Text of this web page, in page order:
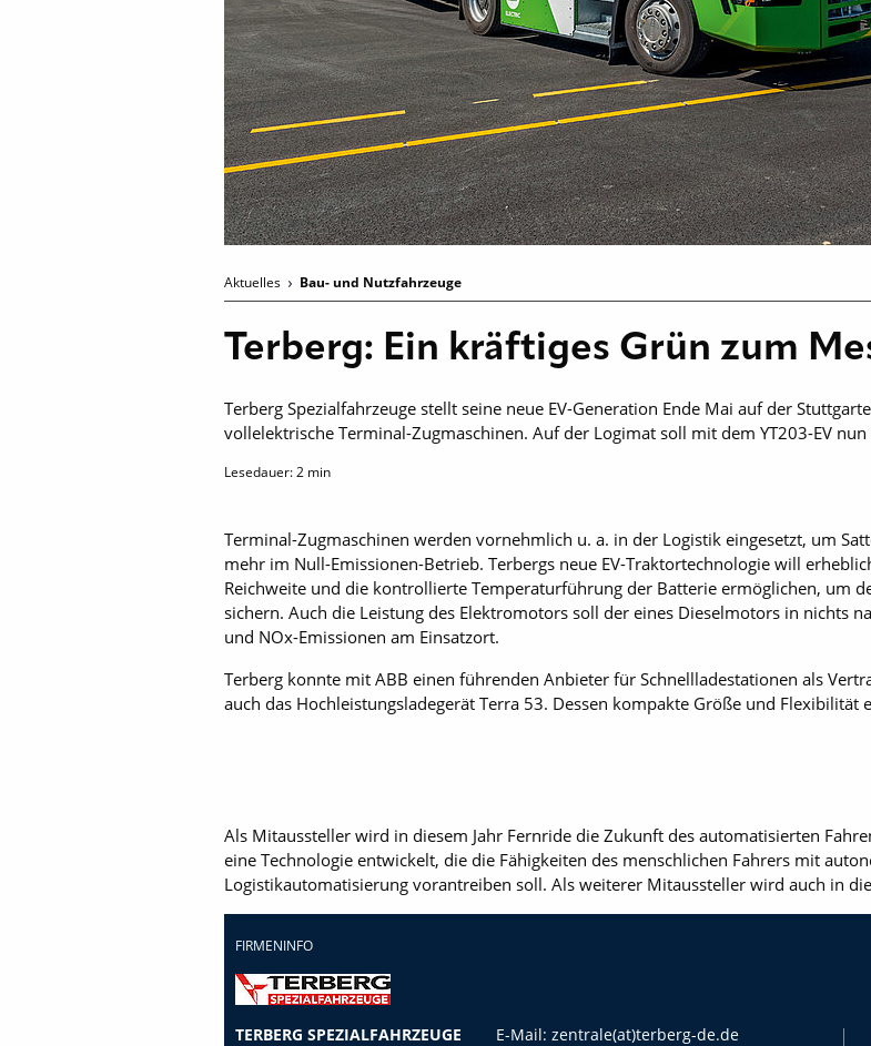
Aktuelles Bau- und Nutzfahrzeuge
Terberg: Ein kräftiges Grün zum
Terberg Spezialfahrzeuge stellt seine neue EV-Generation Ende Mai auf der
vollelektrische Terminal-Zugmaschinen. Auf der Logimat soll mit dem YT203-EV
Lesedauer:2 min
Terminal-Zugmaschinen werden vornehmlich u. a. in der Logistik eingesetzt, um
mehr im Null-Emissionen-Betrieb. Terbergs neue EV-Traktortechnologie will
Reichweite und die kontrollierte Temperaturführung der Batterie ermöglichen, um
sichern. Auch die Leistung des Elektromotors soll der eines Dieselmotors in nichts
und NOx-Emissionen am Einsatzort.
Terberg konnte mit ABB einen führenden An­bieter für Schnellladestationen als
auch das Hochleistungsladegerät Terra 53. Dessen kompakte Größe und Flexibilität
Als Mitaussteller wird in diesem Jahr Fernride die Zukunft des automatisierten
eine Technologie entwickelt, die die Fähigkeiten des menschlichen Fahrers mit
Logistikautomatisierung vorantreiben soll. Als weiterer Mitaussteller wird auch in
FIRMENINFO
TERBERG SPEZIALFAHRZEUGE
E-Mail: zentrale(at)terberg-de.de